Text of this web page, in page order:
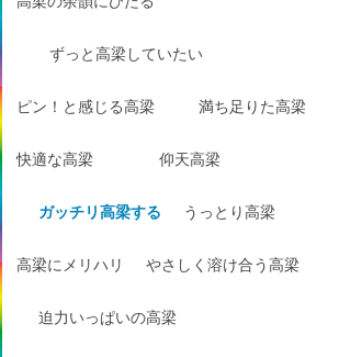
ずっと高梁していたい
ピン！と感じる高梁 満ち足りた高梁
快適な高梁 仰天高梁
ガッチリ高梁する うっとり高梁
高梁にメリハリ やさしく溶け合う高梁
迫力いっぱいの高梁